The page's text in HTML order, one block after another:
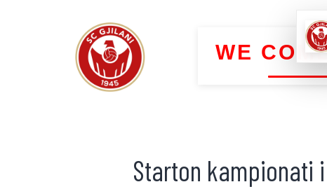
WE
Starton kampionati